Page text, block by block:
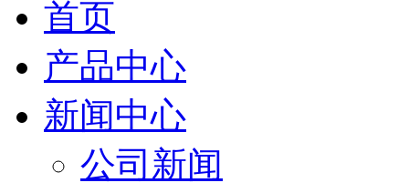
首页
产品中心
新闻中心
公司新闻